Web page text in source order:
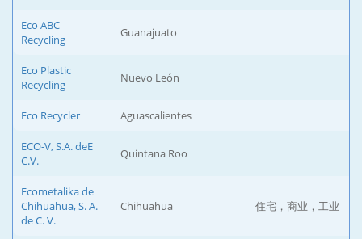
Eco ABC
Recycling
Guanajuato
Eco Plastic
Recycling
Nuevo León
Eco Recycler Aguascalientes
ECO-V, S.A. deE
C.V.
Quintana Roo
Ecometalika de
Chihuahua, S. A.
de C. V.
Chihuahua 住宅，商业，工业